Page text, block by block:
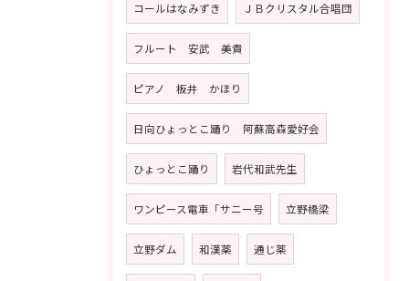
コールはなみずき ＪＢクリスタル合唱団
フルート 安武 美貴
ピアノ 板井 かほり
日向ひょっとこ踊り 阿蘇高森愛好会
ひょっとこ踊り 岩代和武先生
ワンピース電車「サニー号 立野橋梁
立野ダム 和漢薬 通じ薬